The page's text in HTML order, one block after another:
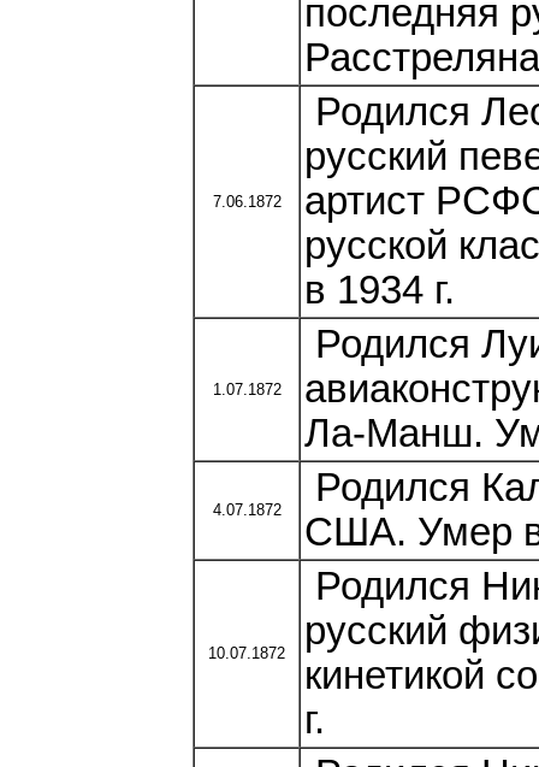
последняя
7.06.1872
Родился
русский
артист
русской
в 1934 г.
1.07.1872
Родился
Ла-Манш.
4.07.1872
Родился
США. Умер в
10.07.1872
Родился
русский
кинетикой
г.